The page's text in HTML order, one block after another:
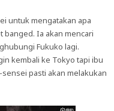
untuk mengatakan apa
banged. Ia akan mencari
Fukuko lagi.
kembali ke Tokyo tapi ibu
pasti akan melakukan